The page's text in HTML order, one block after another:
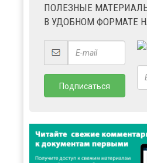
ПОЛЕЗНЫЕ
В УДОБНОМ ФОРМАТЕ